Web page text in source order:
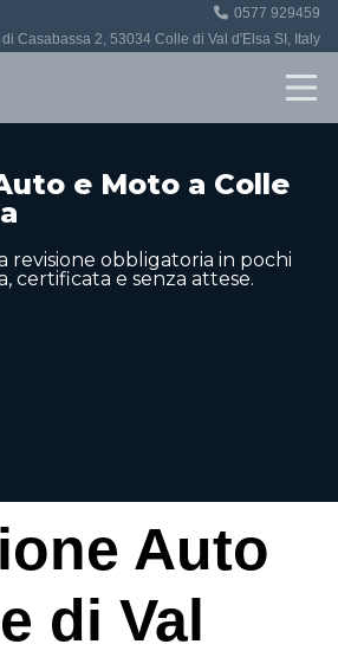
0577 929459
Casabassa 2, 53034 Colle di Val d'Elsa SI, Italy
e Moto a Colle
revisione obbligatoria in pochi
certificata e senza attese.
Auto
di Val